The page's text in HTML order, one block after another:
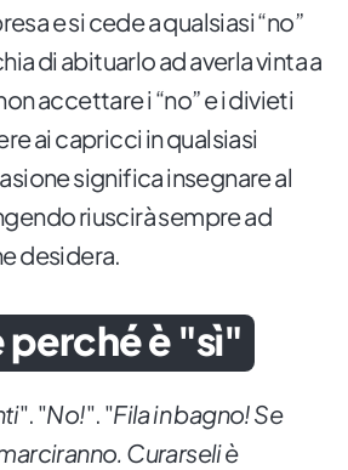
e si cede a qualsiasi “no”
di abituarlo ad averla vinta a
accettare i “no” e i divieti
ai capricci in qualsiasi
significa insegnare al
riuscirà sempre ad
desidera.
perché è "sì"
". "No!". "Fila in bagno! Se
Curarseli è